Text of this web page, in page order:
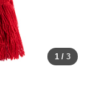
1 / 3